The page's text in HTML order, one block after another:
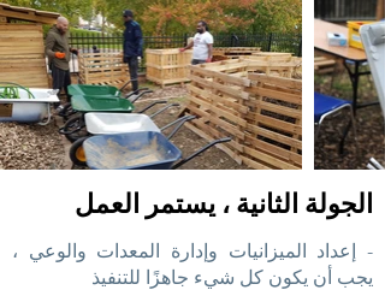
الجولة الثانية ، يستمر العمل
- إعداد الميزانيات وإدارة المعدات والوعي ،
يجب أن يكون كل شيء جاهزًا للتنفيذ